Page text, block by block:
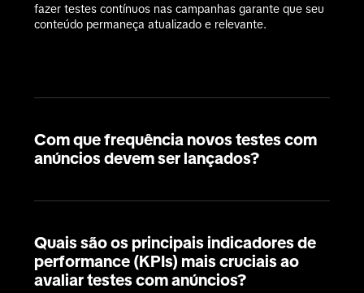
fazer testes contínuos nas campanhas garante que seu
conteúdo permaneça atualizado e relevante.
Com que frequência novos testes com
anúncios devem ser lançados?
Quais são os principais indicadores de
performance (KPIs) mais cruciais ao
avaliar testes com anúncios?